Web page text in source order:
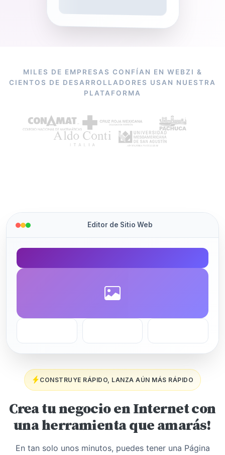
MILES DE EMPRESAS CONFÍAN EN WEBZI &
CIENTOS DE DESARROLLADORES USAN NUESTRA
PLATAFORMA
Editor de Sitio Web
CONSTRUYE RÁPIDO, LANZA AÚN MÁS RÁPIDO
Crea tu negocio en Internet con
una herramienta que amarás!
En tan solo unos minutos, puedes tener una Página